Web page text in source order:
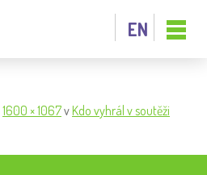
EN
1600 × 1067v Kdo vyhrál v soutěži